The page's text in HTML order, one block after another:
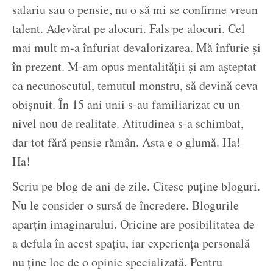
salariu sau o pensie, nu o să mi se confirme vreun
talent. Adevărat pe alocuri. Fals pe alocuri. Cel
mai mult m-a înfuriat devalorizarea. Mă înfurie și
în prezent. M-am opus mentalității și am așteptat
ca necunoscutul, temutul monstru, să devină ceva
obișnuit. În 15 ani unii s-au familiarizat cu un
nivel nou de realitate. Atitudinea s-a schimbat,
dar tot fără pensie rămân. Asta e o glumă. Ha!
Ha!
Scriu pe blog de ani de zile. Citesc puține bloguri.
Nu le consider o sursă de încredere. Blogurile
aparțin imaginarului. Oricine are posibilitatea de
a defula în acest spațiu, iar experiența personală
nu ține loc de o opinie specializată. Pentru